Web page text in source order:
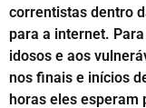
correntistas dentro
para a internet.
idosos e aos
nos finais e inícios
horas eles esperam